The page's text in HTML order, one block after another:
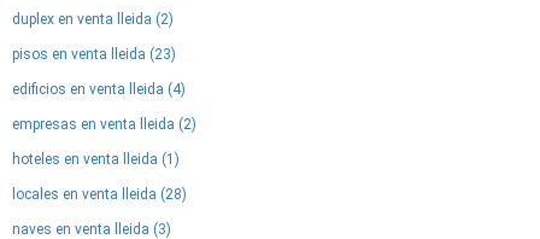
duplex en venta lleida (2)
pisos en venta lleida (23)
edificios en venta lleida (4)
empresas en venta lleida (2)
hoteles en venta lleida (1)
locales en venta lleida (28)
naves en venta lleida (3)